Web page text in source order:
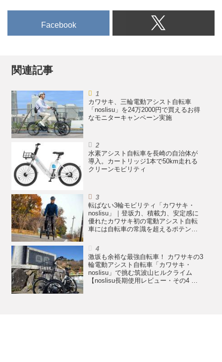
Facebook
関連記事
カワサキ、三輪電動アシスト自転車
「noslisu」を24万2000円で買えるお得
なモニターキャンペーン実施
水素アシスト自転車を長崎の自治体が
導入。カートリッジ1本で50km走れる
クリーンモビリティ
転ばない3輪モビリティ「カワサキ・
noslisu」｜登坂力、積載力、安定感に
優れたカワサキ初の電動アシスト自転
車には自転車の常識を超えるポテンシ
ー・その5 まとめ編】
激坂も余裕な最強自転車！ カワサキの3
輪電動アシスト自転車「カワサキ・
noslisu」で挑む筑波山ヒルクライム
【noslisu長期使用レビュー・その4 登